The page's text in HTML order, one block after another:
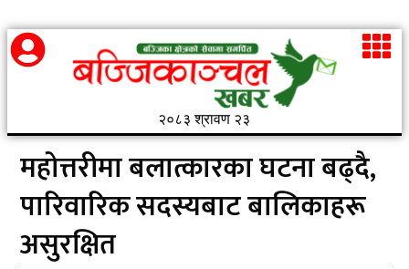
२०८३ श्रावण २३
महोत्तरीमा बलात्कारका घटना बढ्दै,
पारिवारिक सदस्यबाट बालिकाहरू
असुरक्षित